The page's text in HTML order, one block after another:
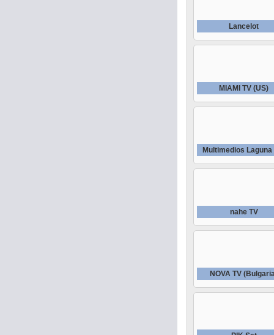
Lancelot
MIAMI TV (US)
Multimedios Laguna
nahe TV
NOVA TV